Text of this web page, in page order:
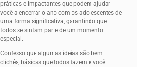
práticas e impactantes que podem ajudar
você a encerrar o ano com os adolescentes de
uma forma significativa, garantindo que
todos se sintam parte de um momento
especial.
Confesso que algumas ideias são bem
clichês, básicas que todos fazem e você